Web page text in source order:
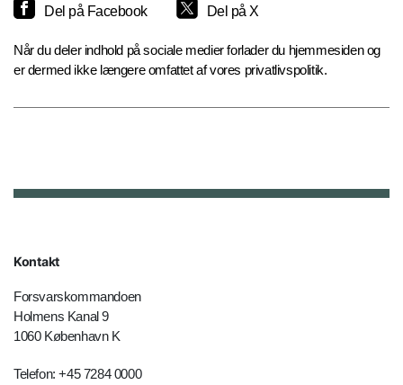
Del på Facebook Del på X
Når du deler indhold på sociale medier forlader du hjemmesiden og
er dermed ikke længere omfattet af vores privatlivspolitik.
Kontakt
Forsvarskommandoen
Holmens Kanal 9
1060 København K
Telefon: +45 7284 0000